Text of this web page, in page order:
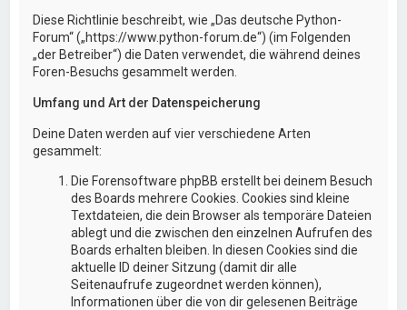
Diese Richtlinie beschreibt, wie „Das deutsche Python-
Forum“ („https://www.python-forum.de“) (im Folgenden
„der Betreiber“) die Daten verwendet, die während deines
Foren-Besuchs gesammelt werden.
Umfang und Art der Datenspeicherung
Deine Daten werden auf vier verschiedene Arten
gesammelt:
Die Forensoftware phpBB erstellt bei deinem Besuch
des Boards mehrere Cookies. Cookies sind kleine
Textdateien, die dein Browser als temporäre Dateien
ablegt und die zwischen den einzelnen Aufrufen des
Boards erhalten bleiben. In diesen Cookies sind die
aktuelle ID deiner Sitzung (damit dir alle
Seitenaufrufe zugeordnet werden können),
Informationen über die von dir gelesenen Beiträge